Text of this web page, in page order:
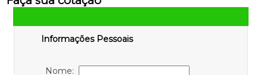
Informações Pessoais
Nome: